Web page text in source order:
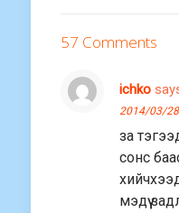
57 Comments
ichko
2014/03/
за
сонс
мэдүү